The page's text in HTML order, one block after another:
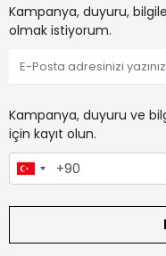
Kampanya, duyuru,
olmak istiyorum.
Kampanya, duyuru ve
için kayıt olun.